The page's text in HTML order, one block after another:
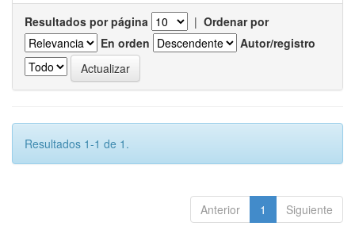
Resultados por página | Ordenar por
En orden
Autor/registro
Resultados 1-1 de 1.
Anterior 1 Siguiente